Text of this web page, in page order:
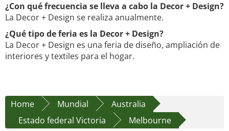
¿Con qué frecuencia se lleva a cabo la Decor + Design?
La Decor + Design se realiza anualmente.
¿Qué tipo de feria es la Decor + Design?
La Decor + Design es una feria de diseño, ampliación de
interiores y textiles para el hogar.
Home Mundial
Australia
Estado federal Victoria
Melbourne